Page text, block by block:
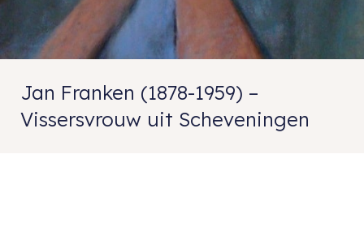
Jan Franken (1878-1959) –
Vissersvrouw uit Scheveningen